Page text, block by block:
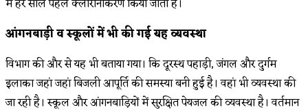
में हर साल पहले क्लोरीनीकरण किया जाता है।
आंगनबाड़ी व स्कूलों में भी की गई यह व्यवस्था
विभाग की और से यह भी बताया गया। कि दूरस्थ पहाड़ी, जंगल और दुर्गम
इलाका जहां जहां बिजली आपूर्ति की समस्या बनी हुई है। वहां भी व्यवस्था की
जा रही है। स्कूल और आंगनबाड़ियों में सुरक्षित पेयजल की व्यवस्था है। वर्तमान